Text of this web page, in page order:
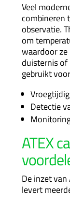
Veel
combineren
observatie.
om
waardoor
duisternis
gebruikt
Detectie
ATEX
De inzet van
levert